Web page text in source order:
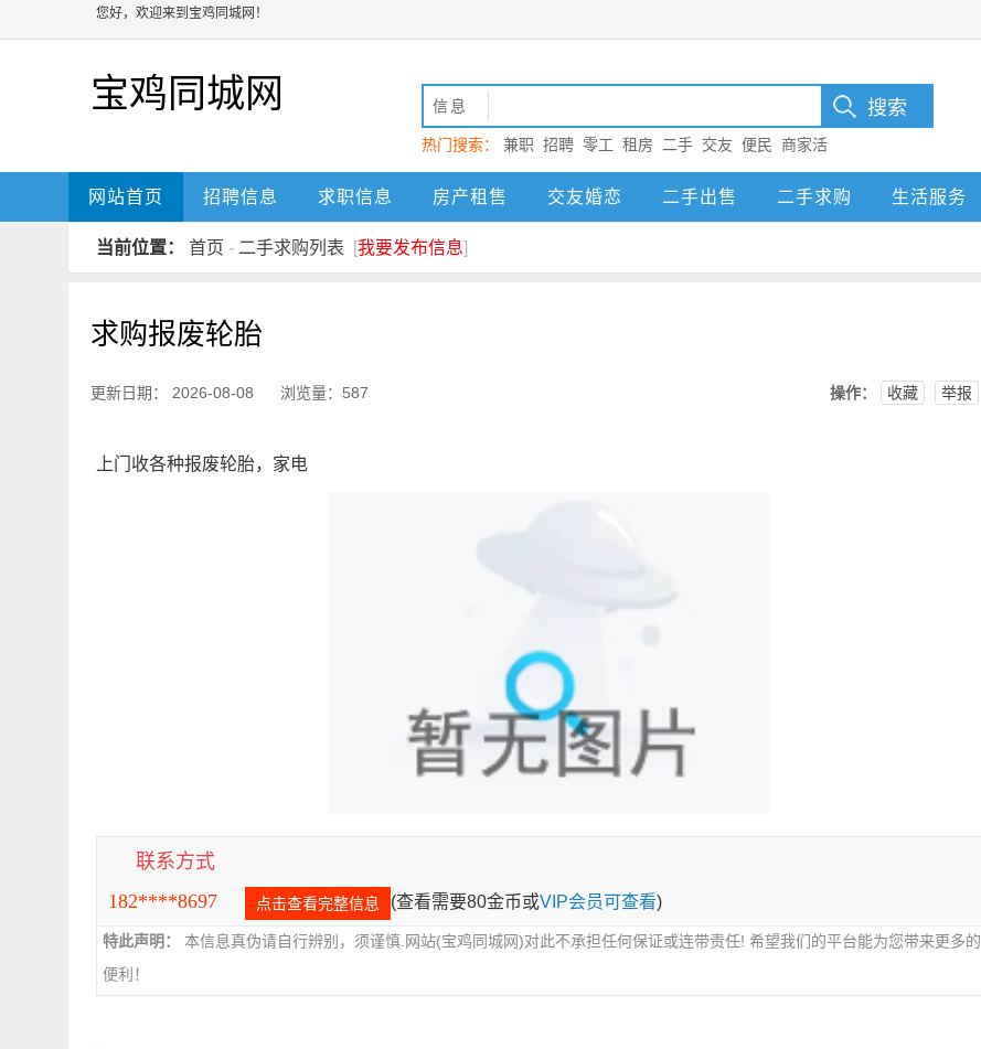
您好，欢迎来到宝鸡同城网！
宝鸡同城网 信息
热门搜索： 兼职 招聘 零工 租房 二手 交友 便民
商家活
动 宝鸡
网站首页 招聘信息 求职信息 房产租售 交友婚恋 二手出售 二手求购 生活服务
当前位置： 首页 - 二手求购列表 [我要发布信息]
求购报废轮胎
更新日期： 2026-08-08 浏览量：587 操作： 收藏 举报
上门收各种报废轮胎，家电
联系方式
182****8697
点击查看完整信息 (查看需要80金币或VIP会员可查看)
特此声明：
本信息真伪请自行辨别，须谨慎.网站(宝鸡同城网)对此不承担任何保证或连带责任! 希望我们的平台能为您带来更多的
便利！